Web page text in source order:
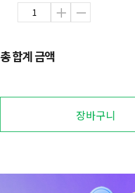
총 합계 금액
장바구니